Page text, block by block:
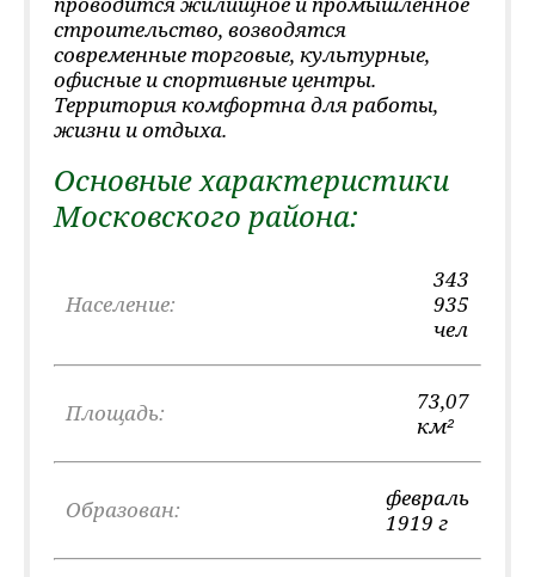
строительство, возводятся
современные торговые, культурные,
офисные и спортивные центры.
Территория комфортна для работы,
жизни и отдыха.
Основные характеристики
Московского района:
Население:
343
935
чел
Площадь:
73,07
км²
Образован:
февраль
1919 г